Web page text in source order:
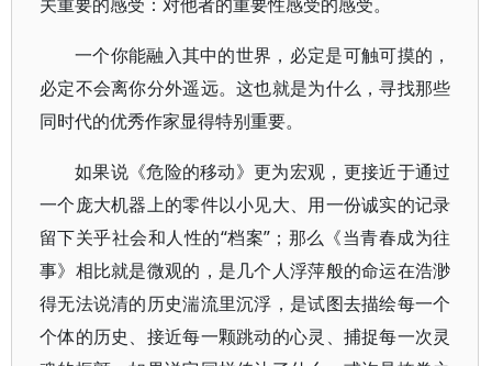
一个你能融入其中的世界，必定是可触可摸的，
必定不会离你分外遥远。这也就是为什么，寻找那些
同时代的优秀作家显得特别重要。
如果说《危险的移动》更为宏观，更接近于通过
一个庞大机器上的零件以小见大、用一份诚实的记录
留下关乎社会和人性的“档案”；那么《当青春成为往
事》相比就是微观的，是几个人浮萍般的命运在浩渺
得无法说清的历史湍流里沉浮，是试图去描绘每一个
个体的历史、接近每一颗跳动的心灵、捕捉每一次灵